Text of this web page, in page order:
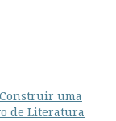
Construir uma
de Literatura